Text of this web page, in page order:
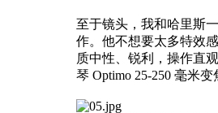
至于镜头，我和哈里斯
作。他不想要太多特效
质中性、锐利，操作直
琴 Optimo 25-250 毫米变